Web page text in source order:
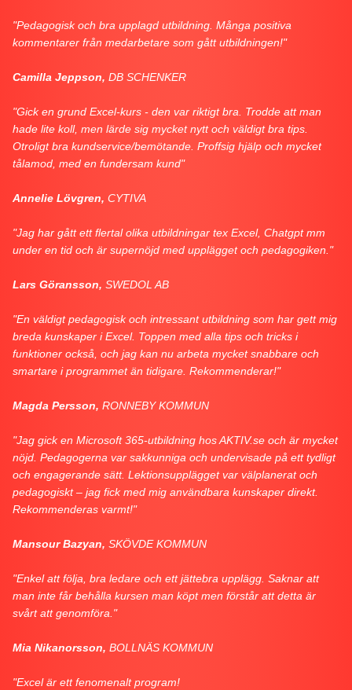
"Pedagogisk och bra upplagd utbildning. Många positiva
kommentarer från medarbetare som gått utbildningen!"
Camilla Jeppson, DB SCHENKER
"Gick en grund Excel-kurs - den var riktigt bra. Trodde att man
hade lite koll, men lärde sig mycket nytt och väldigt bra tips.
Otroligt bra kundservice/bemötande. Proffsig hjälp och mycket
tålamod, med en fundersam kund"
Annelie Lövgren, CYTIVA
"Jag har gått ett flertal olika utbildningar tex Excel, Chatgpt mm
under en tid och är supernöjd med upplägget och pedagogiken."
Lars Göransson, SWEDOL AB
"En väldigt pedagogisk och intressant utbildning som har gett mig
breda kunskaper i Excel. Toppen med alla tips och tricks i
funktioner också, och jag kan nu arbeta mycket snabbare och
smartare i programmet än tidigare. Rekommenderar!"
Magda Persson, RONNEBY KOMMUN
"Jag gick en Microsoft 365-utbildning hos AKTIV.se och är mycket
nöjd. Pedagogerna var sakkunniga och undervisade på ett tydligt
och engagerande sätt. Lektionsupplägget var välplanerat och
pedagogiskt – jag fick med mig användbara kunskaper direkt.
Rekommenderas varmt!"
Mansour Bazyan, SKÖVDE KOMMUN
"Enkel att följa, bra ledare och ett jättebra upplägg. Saknar att
man inte får behålla kursen man köpt men förstår att detta är
svårt att genomföra."
Mia Nikanorsson, BOLLNÄS KOMMUN
"Excel är ett fenomenalt program!